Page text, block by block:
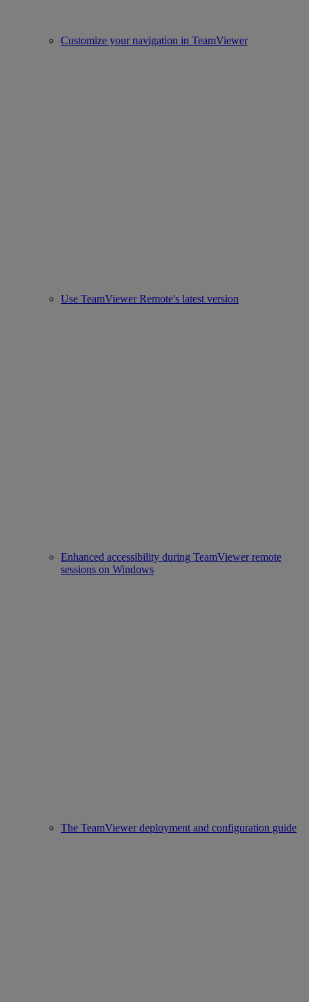
Customize your navigation in TeamViewer
Use TeamViewer Remote's latest version
Enhanced accessibility during TeamViewer remote
sessions on Windows
The TeamViewer deployment and configuration guide